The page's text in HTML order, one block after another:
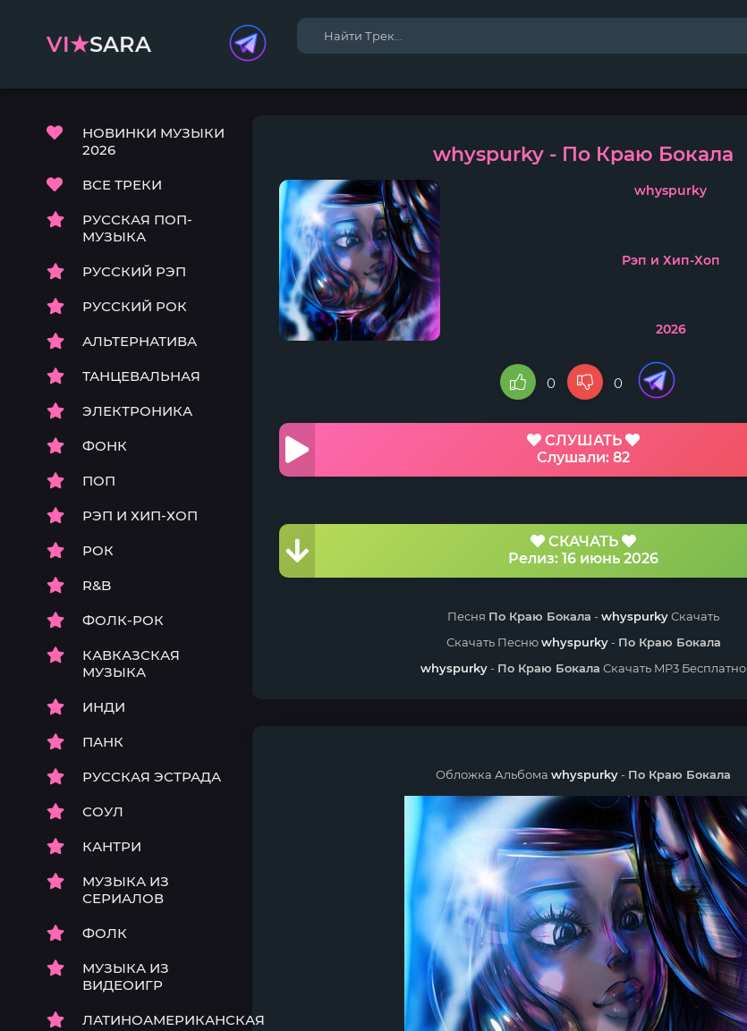
VI★SARA
НОВИНКИ МУЗЫКИ
2026
ВСЕ ТРЕКИ
РУССКАЯ ПОП-
МУЗЫКА
РУССКИЙ РЭП
РУССКИЙ РОК
АЛЬТЕРНАТИВА
ТАНЦЕВАЛЬНАЯ
ЭЛЕКТРОНИКА
ФОНК
ПОП
РЭП И ХИП-ХОП
РОК
R&B
ФОЛК-РОК
КАВКАЗСКАЯ
МУЗЫКА
ИНДИ
ПАНК
РУССКАЯ ЭСТРАДА
СОУЛ
КАНТРИ
МУЗЫКА ИЗ
СЕРИАЛОВ
ФОЛК
МУЗЫКА ИЗ
ВИДЕОИГР
ЛАТИНОАМЕРИКАНСКАЯ
whyspurky - По Краю Бокала
whyspurky
Рэп и Хип-Хоп
2026
0 0
СЛУШАТЬ
Слушали: 82
СКАЧАТЬ
Релиз: 16 июнь 2026
Песня По Краю Бокала -whyspurkyСкачать
Скачать Песнюwhyspurky- По Краю Бокала
whyspurky- По Краю Бокала Скачать MP3 Бесплатно
Обложка Альбома whyspurky- По Краю Бокала